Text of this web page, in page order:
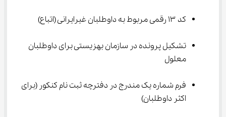
کد ۱۳ رقمی مربوط به داوطلبان غیرایرانی (اتباع)
تشکیل پرونده در سازمان بهزیستی برای داوطلبان
معلول
فرم شماره یک مندرج در دفترچه ثبت نام کنکور (برای
اکثر داوطلبان)